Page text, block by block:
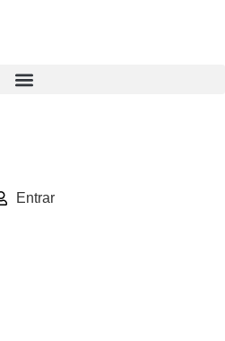
Entrar